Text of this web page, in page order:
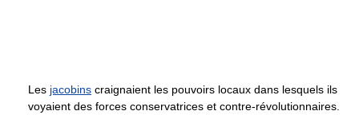
Les jacobins craignaient les pouvoirs locaux dans lesquels ils
voyaient des forces conservatrices et contre-révolutionnaires.